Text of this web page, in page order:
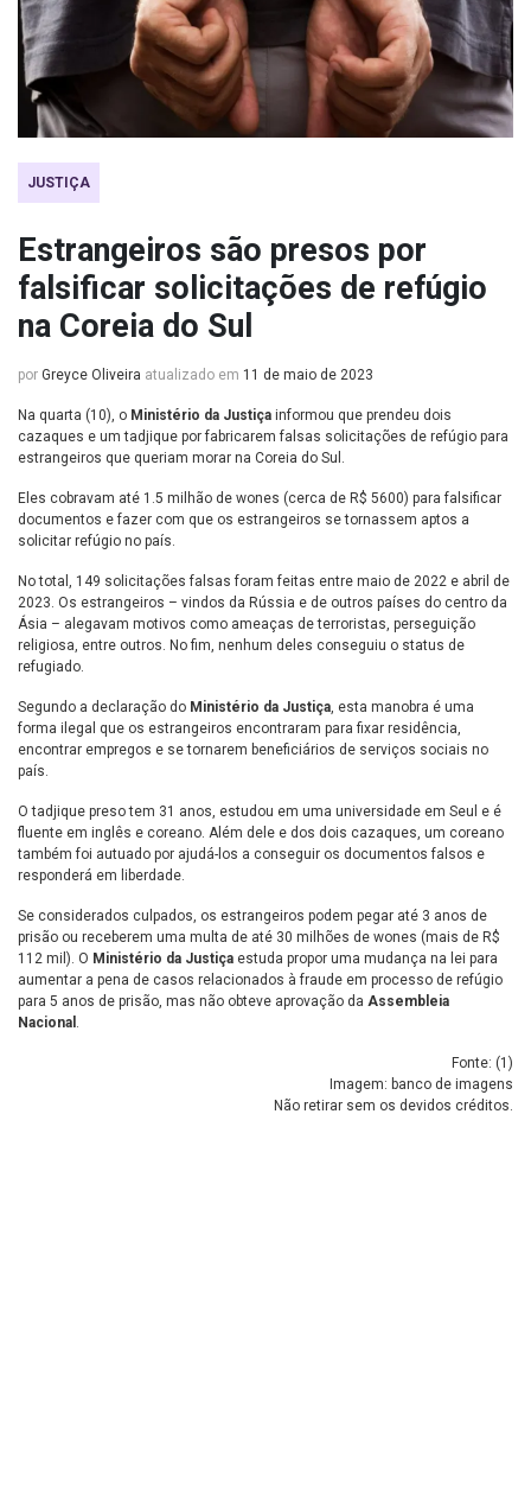
JUSTIÇA
Estrangeiros são presos por
falsificar solicitações de refúgio
na Coreia do Sul
por Greyce Oliveira atualizado em 11 de maio de 2023
Na quarta (10), o Ministério da Justiça informou que prendeu dois
cazaques e um tadjique por fabricarem falsas solicitações de refúgio para
estrangeiros que queriam morar na Coreia do Sul.
Eles cobravam até 1.5 milhão de wones (cerca de R$ 5600) para falsificar
documentos e fazer com que os estrangeiros se tornassem aptos a
solicitar refúgio no país.
No total, 149 solicitações falsas foram feitas entre maio de 2022 e abril de
2023. Os estrangeiros – vindos da Rússia e de outros países do centro da
Ásia – alegavam motivos como ameaças de terroristas, perseguição
religiosa, entre outros. No fim, nenhum deles conseguiu o status de
refugiado.
Segundo a declaração do Ministério da Justiça, esta manobra é uma
forma ilegal que os estrangeiros encontraram para fixar residência,
encontrar empregos e se tornarem beneficiários de serviços sociais no
país.
O tadjique preso tem 31 anos, estudou em uma universidade em Seul e é
fluente em inglês e coreano. Além dele e dos dois cazaques, um coreano
também foi autuado por ajudá-los a conseguir os documentos falsos e
responderá em liberdade.
Se considerados culpados, os estrangeiros podem pegar até 3 anos de
prisão ou receberem uma multa de até 30 milhões de wones (mais de R$
112 mil). O Ministério da Justiça estuda propor uma mudança na lei para
aumentar a pena de casos relacionados à fraude em processo de refúgio
para 5 anos de prisão, mas não obteve aprovação da Assembleia
Nacional .
Fonte: (1 )
Imagem: banco de imagens
Não retirar sem os devidos créditos.